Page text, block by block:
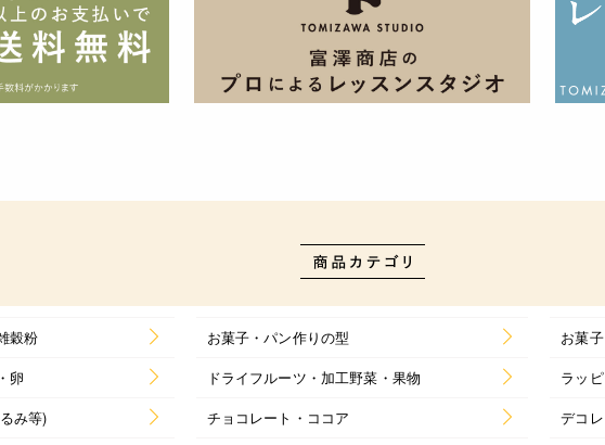
穀粉 お菓子・パン作りの型
お菓
卵
ドライフルーツ・加工野菜・果物
ラッ
み等)
チョコレート・ココア
デコ